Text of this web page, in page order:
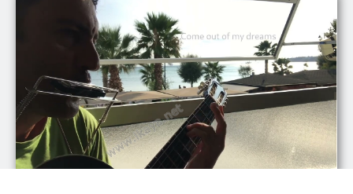
–
İsmail
Kaya
–
Türkçe
altyazılı